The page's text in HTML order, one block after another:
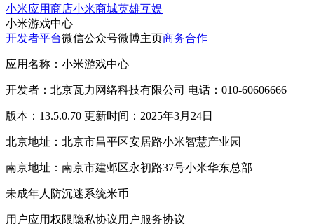
小米应用商店小米商城英雄互娱
小米游戏中心
开发者平台微信公众号微博主页商务合作
应用名称：小米游戏中心
开发者：北京瓦力网络科技有限公司 电话：010-60606666
版本：13.5.0.70 更新时间：2025年3月24日
北京地址：北京市昌平区安居路小米智慧产业园
南京地址：南京市建邺区永初路37号小米华东总部
未成年人防沉迷系统米币
用户应用权限隐私协议用户服务协议